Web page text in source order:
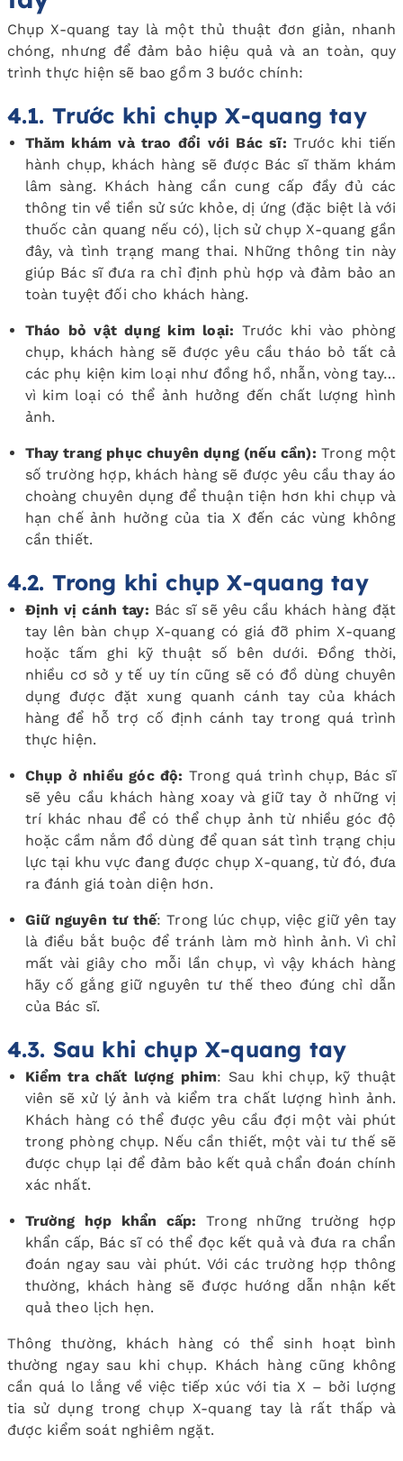
Chụp X-quang tay là một thủ thuật đơn giản, nhanh
chóng, nhưng để đảm bảo hiệu quả và an toàn, quy
trình thực hiện sẽ bao gồm 3 bước chính:
4.1. Trước khi chụp X-quang tay
Thăm khám và trao đổi với Bác sĩ: Trước khi tiến
hành chụp, khách hàng sẽ được Bác sĩ thăm khám
lâm sàng. Khách hàng cần cung cấp đầy đủ các
thông tin về tiền sử sức khỏe, dị ứng (đặc biệt là với
thuốc cản quang nếu có), lịch sử chụp X-quang gần
đây, và tình trạng mang thai. Những thông tin này
giúp Bác sĩ đưa ra chỉ định phù hợp và đảm bảo an
toàn tuyệt đối cho khách hàng.
Tháo bỏ vật dụng kim loại: Trước khi vào phòng
chụp, khách hàng sẽ được yêu cầu tháo bỏ tất cả
các phụ kiện kim loại như đồng hồ, nhẫn, vòng tay…
vì kim loại có thể ảnh hưởng đến chất lượng hình
ảnh.
Thay trang phục chuyên dụng (nếu cần): Trong một
số trường hợp, khách hàng sẽ được yêu cầu thay áo
choàng chuyên dụng để thuận tiện hơn khi chụp và
hạn chế ảnh hưởng của tia X đến các vùng không
cần thiết.
4.2. Trong khi chụp X-quang tay
Định vị cánh tay: Bác sĩ sẽ yêu cầu khách hàng đặt
tay lên bàn chụp X-quang có giá đỡ phim X-quang
hoặc tấm ghi kỹ thuật số bên dưới. Đồng thời,
nhiều cơ sở y tế uy tín cũng sẽ có đồ dùng chuyên
dụng được đặt xung quanh cánh tay của khách
hàng để hỗ trợ cố định cánh tay trong quá trình
thực hiện.
Chụp ở nhiều góc độ: Trong quá trình chụp, Bác sĩ
sẽ yêu cầu khách hàng xoay và giữ tay ở những vị
trí khác nhau để có thể chụp ảnh từ nhiều góc độ
hoặc cầm nắm đồ dùng để quan sát tình trạng chịu
lực tại khu vực đang được chụp X-quang, từ đó, đưa
ra đánh giá toàn diện hơn.
Giữ nguyên tư thế: Trong lúc chụp, việc giữ yên tay
là điều bắt buộc để tránh làm mờ hình ảnh. Vì chỉ
mất vài giây cho mỗi lần chụp, vì vậy khách hàng
hãy cố gắng giữ nguyên tư thế theo đúng chỉ dẫn
của Bác sĩ.
4.3. Sau khi chụp X-quang tay
Kiểm tra chất lượng phim: Sau khi chụp, kỹ thuật
viên sẽ xử lý ảnh và kiểm tra chất lượng hình ảnh.
Khách hàng có thể được yêu cầu đợi một vài phút
trong phòng chụp. Nếu cần thiết, một vài tư thế sẽ
được chụp lại để đảm bảo kết quả chẩn đoán chính
xác nhất.
Trường hợp khẩn cấp: Trong những trường hợp
khẩn cấp, Bác sĩ có thể đọc kết quả và đưa ra chẩn
đoán ngay sau vài phút. Với các trường hợp thông
thường, khách hàng sẽ được hướng dẫn nhận kết
quả theo lịch hẹn.
Thông thường, khách hàng có thể sinh hoạt bình
thường ngay sau khi chụp. Khách hàng cũng không
cần quá lo lắng về việc tiếp xúc với tia X – bởi lượng
tia sử dụng trong chụp X-quang tay là rất thấp và
được kiểm soát nghiêm ngặt.